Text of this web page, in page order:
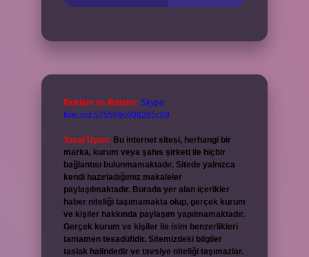
Reklam ve İletişim: Skype:
live:.cid.575569c608265c69
Yasal Uyarı: Bu internet sitesi, herhangi bir
marka, kurum veya şahıs şirketi ile hiçbir
bağlantısı bulunmamaktadır. Sitede yalnızca
kendi hazırladığımız makaleler
paylaşılmaktadır. Burada yer alan içerikler
haber niteliği taşımamakta olup, gerçek kurum
ve kişiler hakkında paylaşım yapılmamaktadır.
Gerçek kurum ve kişiler ile isim benzerlikleri
tamamen tesadüfidir. Sitemizdeki bilgiler
taslak halindedir ve tavsiye niteliği taşımazlar.